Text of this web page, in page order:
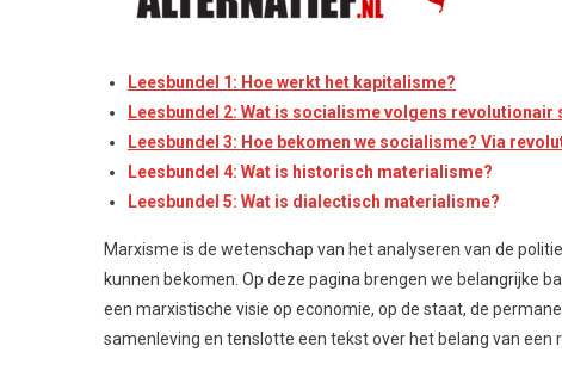
Leesbundel 1: Hoe werkt het kapitalisme?
Leesbundel 2: Wat is socialisme volgens revolutionair
Leesbundel 3: Hoe bekomen we socialisme? Via
Leesbundel 4: Wat is historisch materialisme?
Leesbundel 5: Wat is dialectisch materialisme?
Marxisme is de wetenschap van het analyseren van de
kunnen bekomen. Op deze pagina brengen we belangrijke
een marxistische visie op economie, op de staat, de
samenleving en tenslotte een tekst over het belang van een